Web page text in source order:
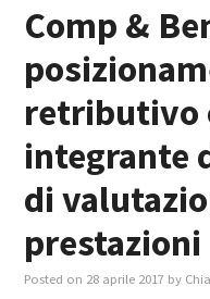
MASTER IN FOOD &
GIURISTI IN AZIENDA
TUTTI
Comp &
retributivo
integrante
di
prestazioni
Posted on 28 aprile 2017 by